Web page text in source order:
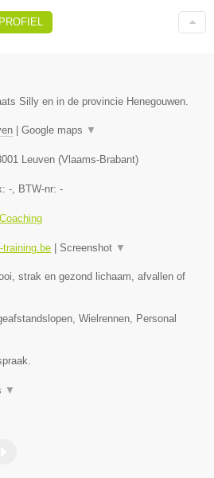
Silly en in de provincie Henegouwen.
Google maps ▼
Leuven (Vlaams-Brabant)
-, BTW-nr: -
training.be Screenshot ▼
strak en gezond lichaam, afvallen of
Wielrennen, Personal
▼